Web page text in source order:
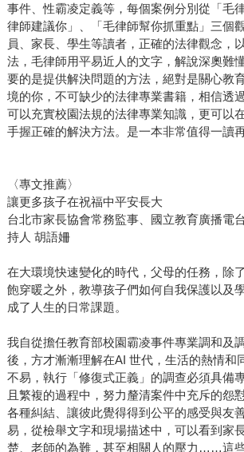
事件、性霸凌定義等，每個案例分別從「毛
律師建議你」、「毛律師幫你抓重點」三個
員、家長、學生等讀者，正確的法律觀念，
法，毛律師用平易近人的文字，解說深奧難
要的是提供解決問題的方法，絕對是關心教
境的你，不可缺少的法律專業書籍，相信透
可以充實校園法規的法律專業知識，更可以
手握正確的解決方法。是一本非常值得一讀
〈專文推薦〉
讓更多孩子在祝福中平安長大
台北市家長協會常務監事、國立教育廣播電
持人 胡語姍
在大環境快速變化的時代，父母的任務，除
飽穿暖之外，教導孩子們如何自我保護以及
成了人生的日常課題。
我自從擔任教育部校園霸凌事件專業調和及
後，方才漸漸理解在AI 世代，生活的熱情和
不易，執行「修復式正義」的調查必須具備
且繁複的過程中，努力釐清案件中充斥的怨
各種糾結、讓彼此覺得得到公平的感受與友
易，從檢舉文字和現場描述中，可以看到家
楚、老師的為難，甚至相關人的壓力……這